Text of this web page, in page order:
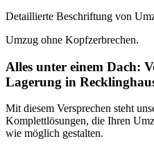
Detaillierte Beschriftung von
Umzug ohne Kopfzerbrechen.
Alles unter einem Dach:
Lagerung in
Mit diesem Versprechen steht
Komplettlösungen, die Ihren
wie möglich gestalten.